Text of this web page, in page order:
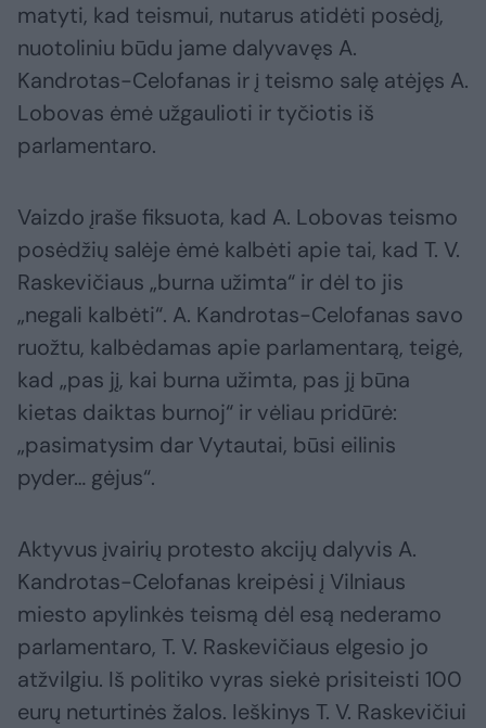
matyti, kad teismui, nutarus atidėti posėdį,
nuotoliniu būdu jame dalyvavęs A.
Kandrotas-Celofanas ir į teismo salę atėjęs A.
Lobovas ėmė užgaulioti ir tyčiotis iš
parlamentaro.
Vaizdo įraše fiksuota, kad A. Lobovas teismo
posėdžių salėje ėmė kalbėti apie tai, kad T. V.
Raskevičiaus „burna užimta“ ir dėl to jis
„negali kalbėti“. A. Kandrotas-Celofanas savo
ruožtu, kalbėdamas apie parlamentarą, teigė,
kad „pas jį, kai burna užimta, pas jį būna
kietas daiktas burnoj“ ir vėliau pridūrė:
„pasimatysim dar Vytautai, būsi eilinis
pyder… gėjus“.
Aktyvus įvairių protesto akcijų dalyvis A.
Kandrotas-Celofanas kreipėsi į Vilniaus
miesto apylinkės teismą dėl esą nederamo
parlamentaro, T. V. Raskevičiaus elgesio jo
atžvilgiu. Iš politiko vyras siekė prisiteisti 100
eurų neturtinės žalos. Ieškinys T. V. Raskevičiui